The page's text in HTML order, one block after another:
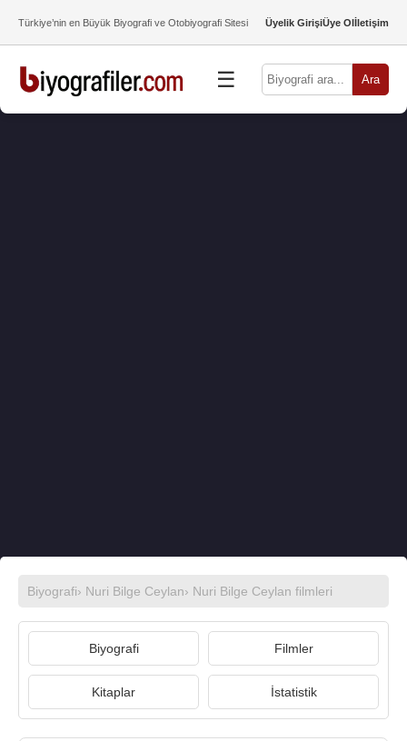
Türkiye’nin en Büyük Biyografi ve Otobiyografi Sitesi Üyelik GirişiÜye Olİletişim
☰ Ara
Biyografi› Nuri Bilge Ceylan› Nuri Bilge Ceylan filmleri
Biyografi Filmler
Kitaplar İstatistik